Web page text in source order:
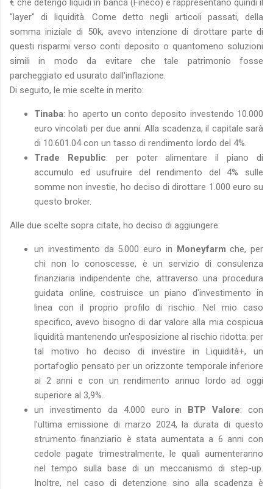
"layer" di liquidità. Come detto negli articoli passati, della
somma iniziale di 50k, avevo intenzione di dirottare parte di
questi risparmi verso conti deposito o quantomeno soluzioni
simili in modo da evitare che tale patrimonio fosse
parcheggiato ed usurato dall'inflazione.
Di seguito, le mie scelte in merito:
Tinaba: ho aperto un conto deposito investendo 10.000
euro vincolati per due anni. Alla scadenza, il capitale sarà
di 10.601.04 con un tasso di rendimento lordo del 4%.
Trade Republic: per poter alimentare il piano di
accumulo ed usufruire del rendimento del 4% sulle
somme non investie, ho deciso di dirottare 1.000 euro su
questo broker.
Alle due scelte sopra citate, ho deciso di aggiungere:
un investimento da 5.000 euro in Moneyfarmche, per
chi non lo conoscesse, è un servizio di consulenza
finanziaria indipendente che, attraverso una procedura
guidata online, costruisce un piano d'investimento in
linea con il proprio profilo di rischio. Nel mio caso
specifico, avevo bisogno di dar valore alla mia cospicua
liquidità mantenendo un'esposizione al rischio ridotta: per
tal motivo ho deciso di investire in Liquidità+, un
portafoglio pensato per un orizzonte temporale inferiore
ai 2 anni e con un rendimento annuo lordo ad oggi
superiore al 3,9%.
un investimento da 4.000 euro in BTP Valore: con
l'ultima emissione di marzo 2024, la durata di questo
strumento finanziario è stata aumentata a 6 anni con
cedole pagate trimestralmente, le quali aumenteranno
nel tempo sulla base di un meccanismo di step-up.
Inoltre, nel caso di detenzione sino alla scadenza è